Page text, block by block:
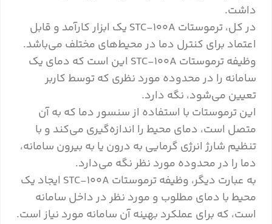
داشت.
در کل، ترموستات STC-100A یک ابزار کارآمد و قابل
اعتماد برای کنترل دما در محیط‌های مختلف می‌باشد.
وظیفه ترموستات STC-100A این است که دمای یک
سامانه را در محدوده مورد نظری که توسط کاربر
تعیین می‌شود، نگه دارد.
این ترموستات با استفاده از سنسور دما که به آن
متصل است، دمای محیط را اندازه‌گیری می‌کند و با
تنظیم شارژ انرژی گرمایی به درون یا به بیرون سامانه،
دما را در محدوده مورد نظر نگه می‌دارد.
به عبارت دیگر، وظیفه ترموستات STC-100A ایجاد یک
محیط با دمای مطلوب و مورد نظر در داخل سامانه
است، که برای عملکرد بهینه آن سامانه مورد نیاز است.